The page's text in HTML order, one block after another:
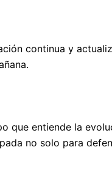
continua y
que entiende la
no solo para